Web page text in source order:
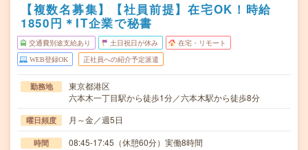
【複数名募集】【社員前提】在宅OK！時給
1850円＊IT企業で秘書
交通費別途支給あり 土日祝日が休み 在宅・リモート
WEB登録OK 正社員への紹介予定派遣
勤務地
東京都港区
六本木一丁目駅から徒歩1分／六本木駅から徒歩8分
曜日頻度 月～金／週5日
時間 08:45-17:45（休憩60分）実働8時間